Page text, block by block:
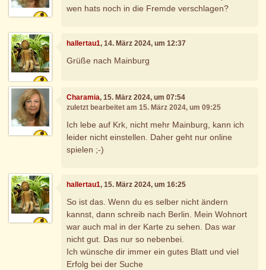
wen hats noch in die Fremde verschlagen?
hallertau1, 14. März 2024, um 12:37
Grüße nach Mainburg
Charamia, 15. März 2024, um 07:54
zuletzt bearbeitet am 15. März 2024, um 09:25
Ich lebe auf Krk, nicht mehr Mainburg, kann ich
leider nicht einstellen. Daher geht nur online
spielen ;-)
hallertau1, 15. März 2024, um 16:25
So ist das. Wenn du es selber nicht ändern
kannst, dann schreib nach Berlin. Mein Wohnort
war auch mal in der Karte zu sehen. Das war
nicht gut. Das nur so nebenbei.
Ich wünsche dir immer ein gutes Blatt und viel
Erfolg bei der Suche